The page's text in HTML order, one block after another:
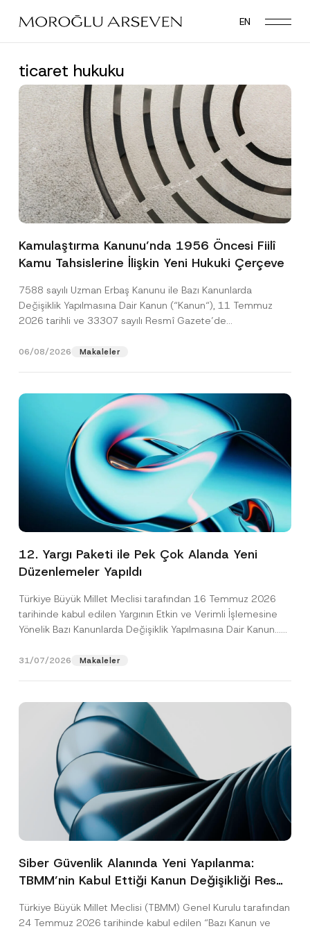
main
EN
ticaret hukuku
Kamulaştırma Kanunu’nda 1956 Öncesi Fiilî
Kamu Tahsislerine İlişkin Yeni Hukuki Çerçeve
7588 sayılı Uzman Erbaş Kanunu ile Bazı Kanunlarda
Değişiklik Yapılmasına Dair Kanun (“Kanun“), 11 Temmuz
2026 tarihli ve 33307 sayılı Resmî Gazete’de
06/08/2026 Makaleler
12. Yargı Paketi ile Pek Çok Alanda Yeni
Düzenlemeler Yapıldı
Türkiye Büyük Millet Meclisi tarafından 16 Temmuz 2026
tarihinde kabul edilen Yargının Etkin ve Verimli İşlemesine
Yönelik Bazı Kanunlarda Değişiklik Yapılmasına Dair Kanun...
31/07/2026 Makaleler
Siber Güvenlik Alanında Yeni Yapılanma:
TBMM’nin Kabul Ettiği Kanun Değişikliği Resmî
Türkiye Büyük Millet Meclisi (TBMM) Genel Kurulu tarafından
24 Temmuz 2026 tarihinde kabul edilen “Bazı Kanun ve